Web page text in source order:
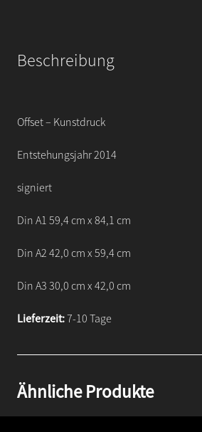
Beschreibung
Offset – Kunstdruck
Entstehungsjahr 2014
signiert
Din A1 59,4 cm x 84,1 cm
Din A2 42,0 cm x 59,4 cm
Din A3 30,0 cm x 42,0 cm
Lieferzeit:7-10 Tage
Ähnliche Produkte